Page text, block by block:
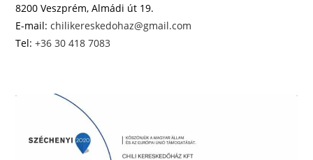
8200 Veszprém, Almádi út 19.
E-mail:chilikereskedohaz@gmail.com
Tel:+36 30 418 7083